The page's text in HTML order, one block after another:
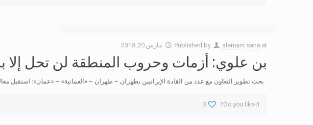
Published by alemam sana at مارس 20, 2018
بن علوي: أزمات وحروب المنطقة لن تحل إلا
بحث تطوير التعاون مع عدد من القادة الإيرانيين بطهران – طهران – «العمانية» – «عمان»: استقبل
Do you like it?
0